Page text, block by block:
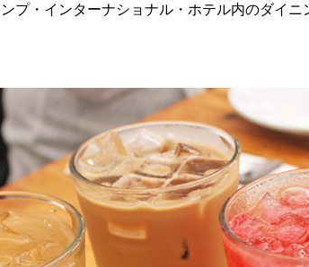
プ・インターナショナル・ホテル内のダイ